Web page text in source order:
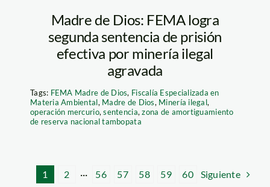
Madre de Dios: FEMA logra
segunda sentencia de prisión
efectiva por minería ilegal
agravada
Tags: FEMA Madre de Dios, Fiscalía Especializada en
Materia Ambiental, Madre de Dios, Minería ilegal,
operación mercurio,sentencia,zona de amortiguamiento
de reserva nacional tambopata
1 2 ··· 56 57 58 59 60 Siguiente